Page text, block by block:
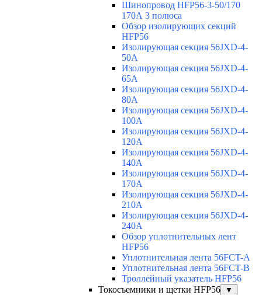
Шинопровод HFP56-3-50/170
170А 3 полюса
Обзор изолирующих секций
HFP56
Изолирующая секция 56JXD-4-
50A
Изолирующая секция 56JXD-4-
65A
Изолирующая секция 56JXD-4-
80A
Изолирующая секция 56JXD-4-
100A
Изолирующая секция 56JXD-4-
120A
Изолирующая секция 56JXD-4-
140A
Изолирующая секция 56JXD-4-
170A
Изолирующая секция 56JXD-4-
210A
Изолирующая секция 56JXD-4-
240A
Обзор уплотнительных лент
HFP56
Уплотнительная лента 56FCT-A
Уплотнительная лента 56FCT-B
Троллейный указатель HFP56
Токосъемники и щетки HFP56
▼